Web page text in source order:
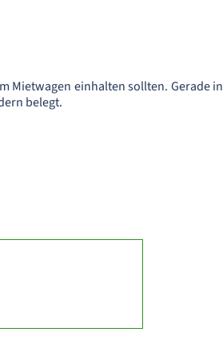
Mietwagen einhalten sollten. Gerade in
belegt.